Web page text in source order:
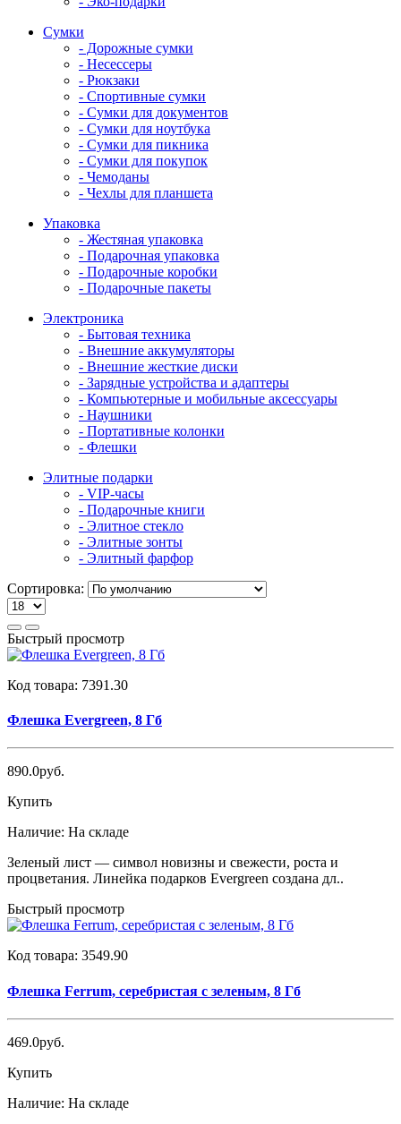
Сумки
- Дорожные сумки
- Несессеры
- Рюкзаки
- Спортивные сумки
- Сумки для документов
- Сумки для ноутбука
- Сумки для пикника
- Сумки для покупок
- Чемоданы
- Чехлы для планшета
Упаковка
- Жестяная упаковка
- Подарочная упаковка
- Подарочные коробки
- Подарочные пакеты
Электроника
- Бытовая техника
- Внешние аккумуляторы
- Внешние жесткие диски
- Зарядные устройства и адаптеры
- Компьютерные и мобильные аксессуары
- Наушники
- Портативные колонки
- Флешки
Элитные подарки
- VIP-часы
- Подарочные книги
- Элитное стекло
- Элитные зонты
- Элитный фарфор
Сортировка:
Быстрый просмотр
Код товара: 7391.30
Флешка Evergreen, 8 Гб
890.0руб.
Купить
Наличие: На складе
Зеленый лист — символ новизны и свежести, роста и
процветания. Линейка подарков Evergreen создана дл..
Быстрый просмотр
Код товара: 3549.90
Флешка Ferrum, серебристая с зеленым, 8 Гб
469.0руб.
Купить
Наличие: На складе